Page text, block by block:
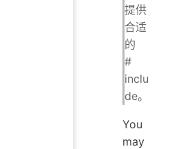
提供
合适
的
#
inclu
de。
You
may